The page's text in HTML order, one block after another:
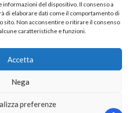
del dispositivo. Il consenso a
di elaborare dati come il comportamento di
sito. Non acconsentire o ritirare il consenso
caratteristiche e funzioni.
Accetta
Nega
preferenze
0
2022AccessoriCustom